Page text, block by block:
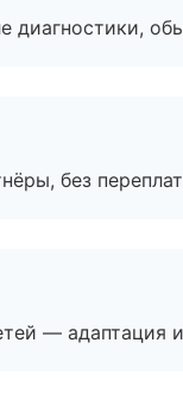
диагностики,
без
— адаптация